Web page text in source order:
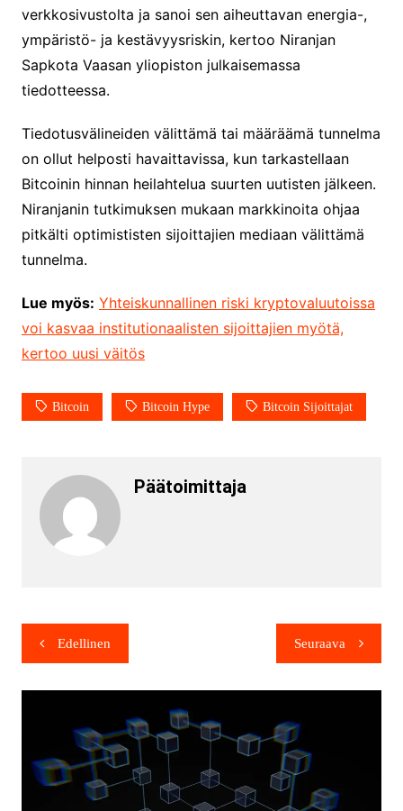
verkkosivustolta ja sanoi sen aiheuttavan energia-,
ympäristö- ja kestävyysriskin, kertoo Niranjan
Sapkota Vaasan yliopiston julkaisemassa
tiedotteessa.
Tiedotusvälineiden välittämä tai määräämä tunnelma
on ollut helposti havaittavissa, kun tarkastellaan
Bitcoinin hinnan heilahtelua suurten uutisten jälkeen.
Niranjanin tutkimuksen mukaan markkinoita ohjaa
pitkälti optimististen sijoittajien mediaan välittämä
tunnelma.
Lue myös: Yhteiskunnallinen riski kryptovaluutoissa
voi kasvaa institutionaalisten sijoittajien myötä,
kertoo uusi väitös
Bitcoin Bitcoin Hype Bitcoin Sijoittajat
Päätoimittaja
Edellinen Seuraava